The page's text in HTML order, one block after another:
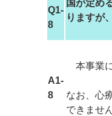
Q1-
8
国が定め
りますが
A1-
8
本事業
なお、心
できませ